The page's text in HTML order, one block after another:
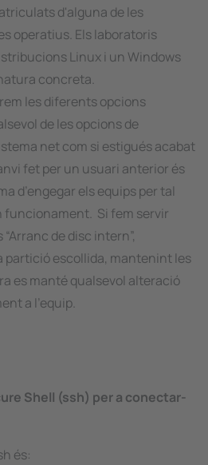
d'alguna de les
operatius. Els laboratoris
Linux i un Windows
concreta.
les diferents opcions
de les opcions de
net com si estigués acabat
fet per un usuari anterior és
d’engegar els equips per tal
funcionament. Si fem servir
de disc intern”,
partició escollida, mantenint les
es manté qualsevol alteració
a l'equip.
Shell (ssh) per a conectar-
és: